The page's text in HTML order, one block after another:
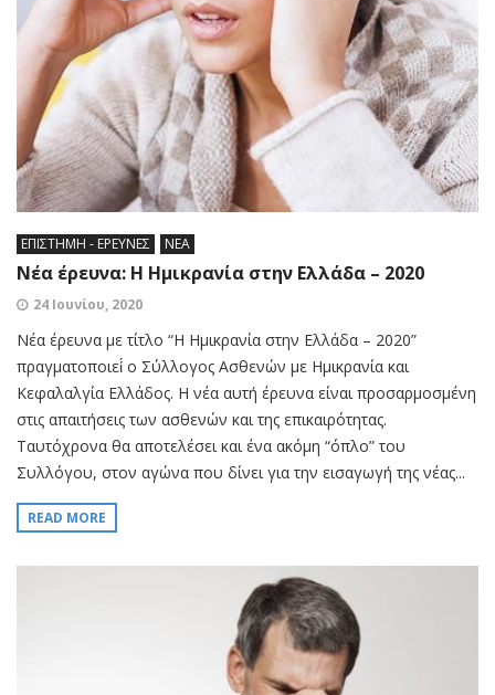
ΕΠΙΣΤΗΜΗ - ΕΡΕΥΝΕΣ ΝΕΑ
Νέα έρευνα: Η Ημικρανία στην Ελλάδα – 2020
24 Ιουνίου, 2020
Νέα έρευνα με τίτλο “Η Ημικρανία στην Ελλάδα – 2020”
πραγματοποιεί́ ο Σύλλογος Ασθενών με Ημικρανία και
Κεφαλαλγία Ελλάδος. Η νέα αυτή έρευνα είναι προσαρμοσμένη
στις απαιτήσεις των ασθενών και της επικαιρότητας.
Ταυτόχρονα θα αποτελέσει και ένα ακόμη “όπλο” του
Συλλόγου, στον αγώνα που δίνει για την εισαγωγή της νέας...
READ MORE